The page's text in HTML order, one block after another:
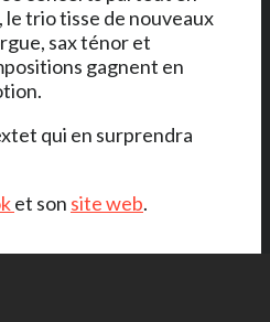
le trio tisse de nouveaux
sax ténor et
gagnent en
qui en surprendra
et son site web.